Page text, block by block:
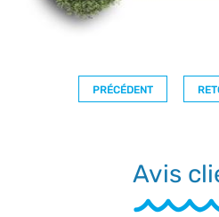
PRÉCÉDENT
Avis